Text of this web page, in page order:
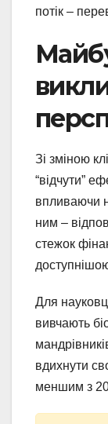
потік –
Зі зміною
“відчути”
впливаючи
ним –
стежок
Для
вивчають
вдихнути
меншим з